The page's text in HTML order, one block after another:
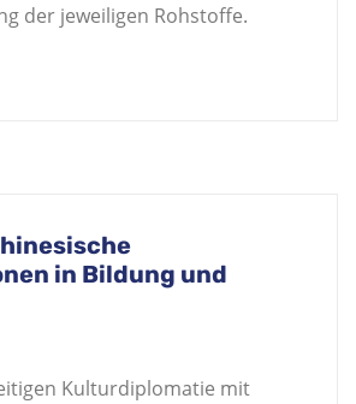
der jeweiligen Rohstoffe.
in Bildung und
Kulturdiplomatie mit